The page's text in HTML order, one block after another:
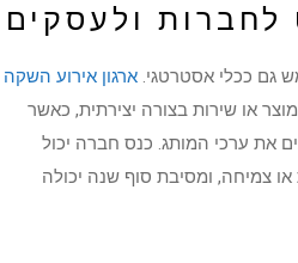
לחברות ולעסקים
גם ככלי אסטרטגי. ארגון אירוע השקה
או שירות בצורה יצירתית, כאשר
את ערכי המותג. כנס חברה יכול
צמיחה, ומסיבת סוף שנה יכולה